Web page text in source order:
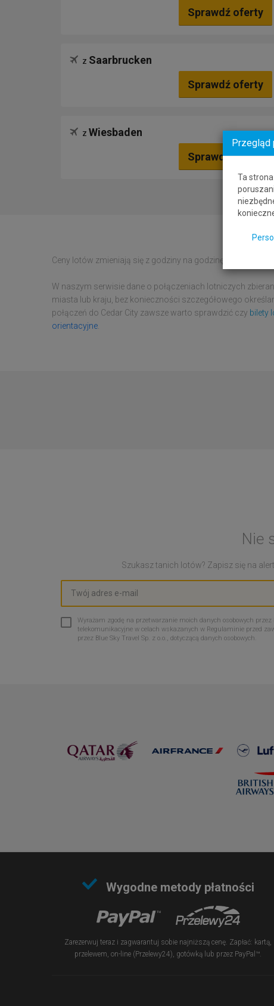
Sprawdź oferty
z Saarbrucken
Sprawdź oferty
z Wiesbaden
Sprawdź oferty
Ceny lotów zmieniają się z godziny na godzinę.
W naszym serwisie dane o połączeniach lotniczych
miasta lub kraju, bez konieczności szczegółowego
połączeń do Cedar City zawsze warto sprawdzić czy bilety
orientacyjne
Nie
Szukasz tanich lotów? Zapisz się na
Wyrażam zgodę na przetwarzanie moich danych osobowych
telekomunikacyjne w celach wskazanych w Regulaminie przed
przez Blue Sky Travel Sp. z o.o., dotyczącą danych osobowych.
Wygodne metody płatności
Zarezerwuj teraz i zagwarantuj sobie najniższą cenę. Zapłać: kartą,
przelewem, on-line (Przelewy24), gotówką lub przez PayPal™.
Przegląd
Ta